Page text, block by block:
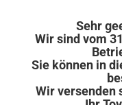
Sehr
Wir sind vom
Sie können in
Wir versenden